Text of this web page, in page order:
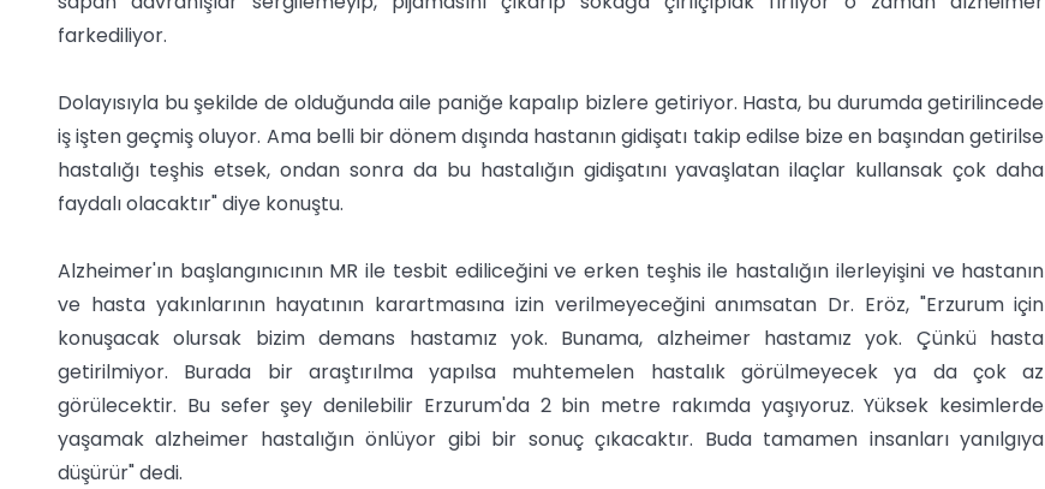
farkediliyor.
Dolayısıyla bu şekilde de olduğunda aile paniğe kapalıp bizlere getiriyor. Hasta, bu durumda getirilincede
iş işten geçmiş oluyor. Ama belli bir dönem dışında hastanın gidişatı takip edilse bize en başından getirilse
hastalığı teşhis etsek, ondan sonra da bu hastalığın gidişatını yavaşlatan ilaçlar kullansak çok daha
faydalı olacaktır" diye konuştu.
Alzheimer'ın başlangınıcının MR ile tesbit ediliceğini ve erken teşhis ile hastalığın ilerleyişini ve hastanın
ve hasta yakınlarının hayatının karartmasına izin verilmeyeceğini anımsatan Dr. Eröz, "Erzurum için
konuşacak olursak bizim demans hastamız yok. Bunama, alzheimer hastamız yok. Çünkü hasta
getirilmiyor. Burada bir araştırılma yapılsa muhtemelen hastalık görülmeyecek ya da çok az
görülecektir. Bu sefer şey denilebilir Erzurum'da 2 bin metre rakımda yaşıyoruz. Yüksek kesimlerde
yaşamak alzheimer hastalığın önlüyor gibi bir sonuç çıkacaktır. Buda tamamen insanları yanılgıya
düşürür" dedi.